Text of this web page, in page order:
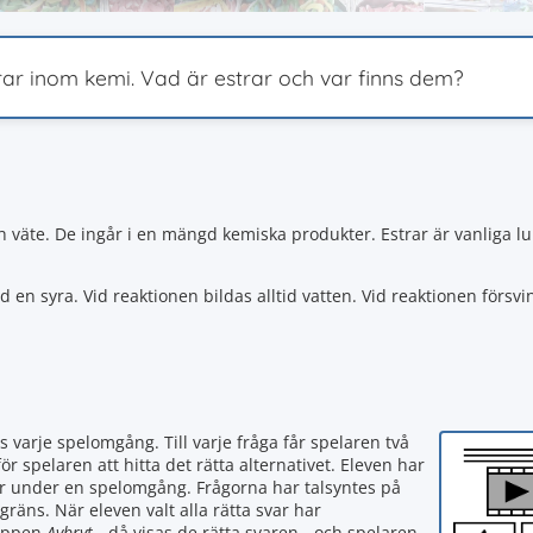
inom kemi. Vad är estrar och var finns dem?
De ingår i en mängd kemiska produkter. Estrar är vanliga
en syra. Vid reaktionen bildas alltid vatten. Vid reaktionen
spelomgång. Till varje fråga får spelaren två
spelaren att hitta det rätta alternativet. Eleven har
en spelomgång. Frågorna har talsyntes på
När eleven valt alla rätta svar har